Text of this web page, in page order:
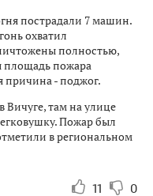
пострадали 7 машин.
охватил
полностью,
площадь пожара
причина - поджог.
Вичуге, там на улице
Пожар был
в региональном
11 0